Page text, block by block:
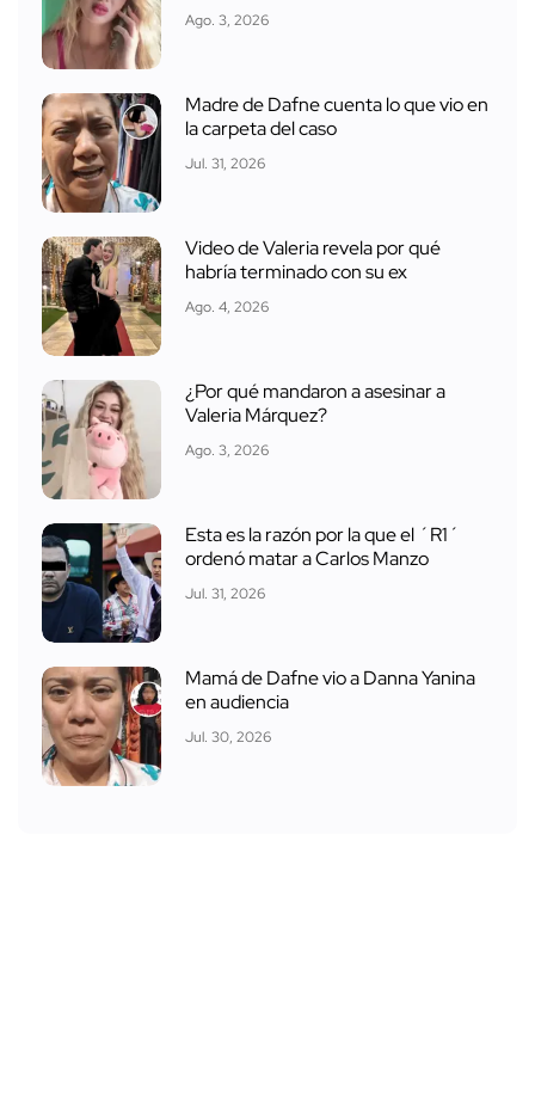
Ago. 3, 2026
Madre de Dafne cuenta lo que vio en
la carpeta del caso
Jul. 31, 2026
Video de Valeria revela por qué
habría terminado con su ex
Ago. 4, 2026
¿Por qué mandaron a asesinar a
Valeria Márquez?
Ago. 3, 2026
Esta es la razón por la que el ´R1´
ordenó matar a Carlos Manzo
Jul. 31, 2026
Mamá de Dafne vio a Danna Yanina
en audiencia
Jul. 30, 2026